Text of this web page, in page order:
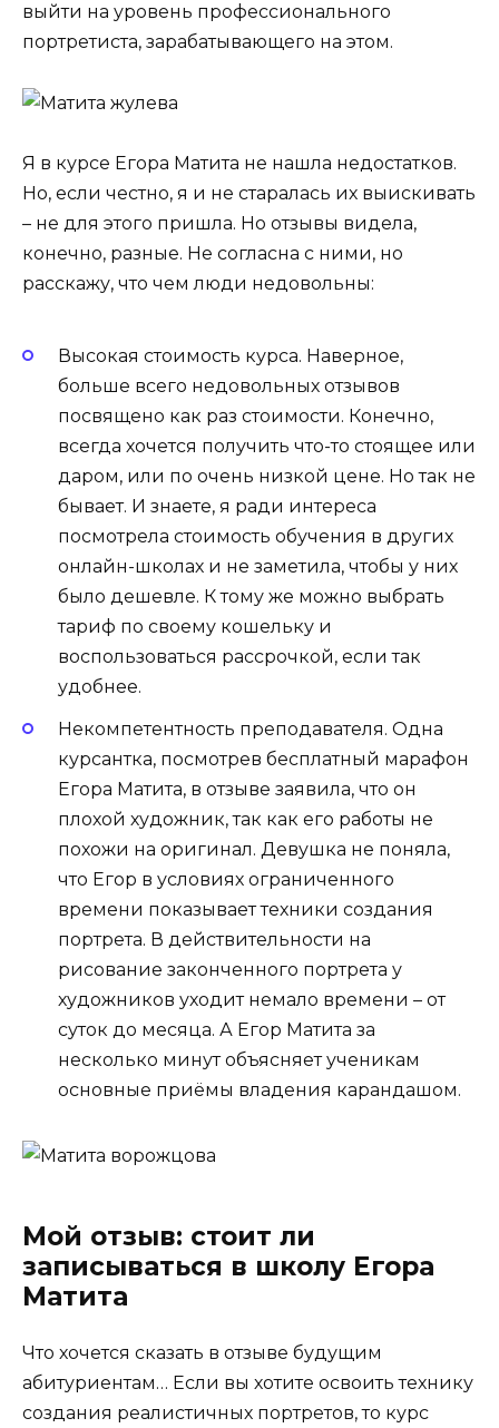
выйти на уровень профессионального
портретиста, зарабатывающего на этом.
Я в курсе Егора Матита не нашла недостатков.
Но, если честно, я и не старалась их выискивать
– не для этого пришла. Но отзывы видела,
конечно, разные. Не согласна с ними, но
расскажу, что чем люди недовольны:
Высокая стоимость курса. Наверное,
больше всего недовольных отзывов
посвящено как раз стоимости. Конечно,
всегда хочется получить что-то стоящее или
даром, или по очень низкой цене. Но так не
бывает. И знаете, я ради интереса
посмотрела стоимость обучения в других
онлайн-школах и не заметила, чтобы у них
было дешевле. К тому же можно выбрать
тариф по своему кошельку и
воспользоваться рассрочкой, если так
удобнее.
Некомпетентность преподавателя. Одна
курсантка, посмотрев бесплатный марафон
Егора Матита, в отзыве заявила, что он
плохой художник, так как его работы не
похожи на оригинал. Девушка не поняла,
что Егор в условиях ограниченного
времени показывает техники создания
портрета. В действительности на
рисование законченного портрета у
художников уходит немало времени – от
суток до месяца. А Егор Матита за
несколько минут объясняет ученикам
основные приёмы владения карандашом.
Мой отзыв: стоит ли
записываться в школу Егора
Матита
Что хочется сказать в отзыве будущим
абитуриентам… Если вы хотите освоить технику
создания реалистичных портретов, то курс